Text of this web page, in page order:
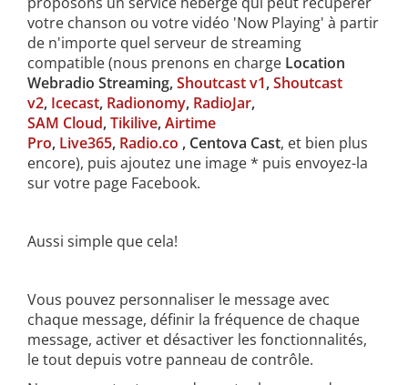
votre chanson ou votre vidéo 'Now Playing' à partir
de n'importe quel serveur de streaming
compatible (nous prenons en charge Location
Webradio Streaming,Shoutcast v1,Shoutcast
v2, Icecast, Radionomy, RadioJar,
SAM Cloud,Tikilive,Airtime
Pro, Live365, Radio.co , Centova Cast, et bien plus
encore), puis ajoutez une image * puis envoyez-la
sur votre page Facebook.
Aussi simple que cela!
Vous pouvez personnaliser le message avec
chaque message, définir la fréquence de chaque
message, activer et désactiver les fonctionnalités,
le tout depuis votre panneau de contrôle.